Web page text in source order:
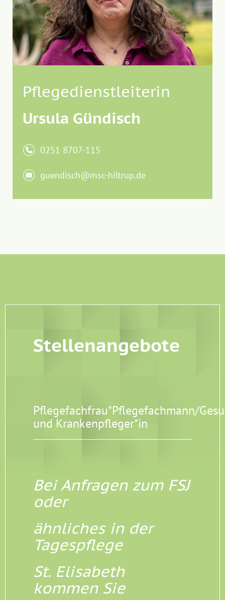
Pflegedienstleiterin
Ursula Gündisch
0251 8707-115
guendisch@msc-hiltrup.de
Stellenangebote
Pflegefachfrau*Pflegefachmann/
und Krankenpfleger*in
Bei Anfragen zum FSJ
oder
ähnliches in der
Tagespflege
St. Elisabeth
kommen Sie